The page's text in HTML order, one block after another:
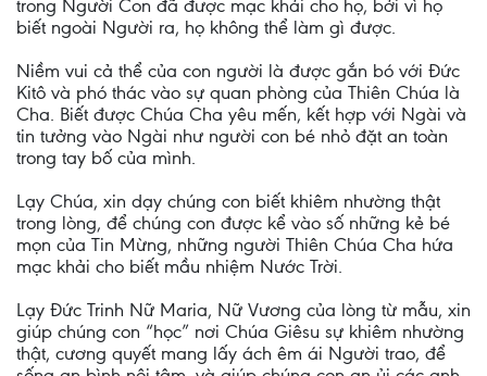
trong Người Con đã được mạc khải cho họ, bởi vì họ
biết ngoài Người ra, họ không thể làm gì được.
Niềm vui cả thể của con người là được gắn bó với Đức
Kitô và phó thác vào sự quan phòng của Thiên Chúa là
Cha. Biết được Chúa Cha yêu mến, kết hợp với Ngài và
tin tưởng vào Ngài như người con bé nhỏ đặt an toàn
trong tay bố của mình.
Lạy Chúa, xin dạy chúng con biết khiêm nhường thật
trong lòng, để chúng con được kể vào số những kẻ bé
mọn của Tin Mừng, những người Thiên Chúa Cha hứa
mạc khải cho biết mầu nhiệm Nước Trời.
Lạy Ðức Trinh Nữ Maria, Nữ Vương của lòng từ mẫu, xin
giúp chúng con “học” nơi Chúa Giêsu sự khiêm nhường
thật, cương quyết mang lấy ách êm ái Người trao, để